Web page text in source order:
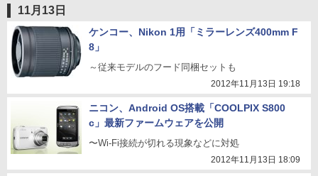
11月13日
ケンコー、Nikon 1用「ミラーレンズ400mm F
8」
～従来モデルのフード同梱セットも
2012年11月13日 19:18
ニコン、Android OS搭載「COOLPIX S800
c」最新ファームウェアを公開
〜Wi-Fi接続が切れる現象などに対処
2012年11月13日 18:09